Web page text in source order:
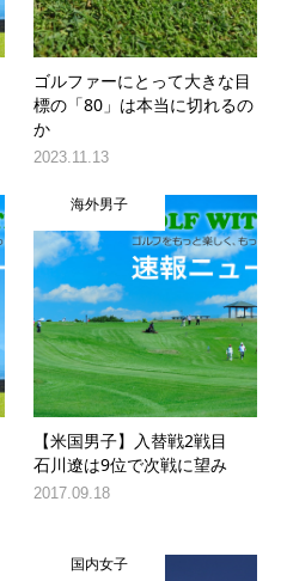
ゴルファーにとって大きな目
標の「80」は本当に切れるの
か
2023.11.13
海外男子
【米国男子】入替戦2戦目
石川遼は9位で次戦に望み
2017.09.18
国内女子